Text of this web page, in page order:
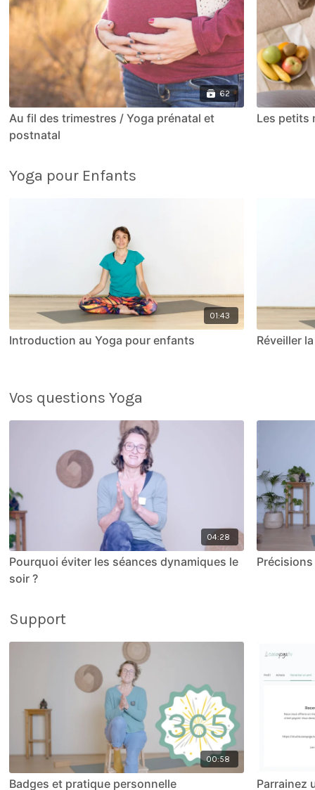
62
Au fil des trimestres / Yoga prénatal et
postnatal
Les petits
Yoga pour Enfants
01:43
Introduction au Yoga pour enfants Réveiller
Vos questions Yoga
04:28
Pourquoi éviter les séances dynamiques le
soir ?
Support
00:58
Badges et pratique personnelle Parrainez